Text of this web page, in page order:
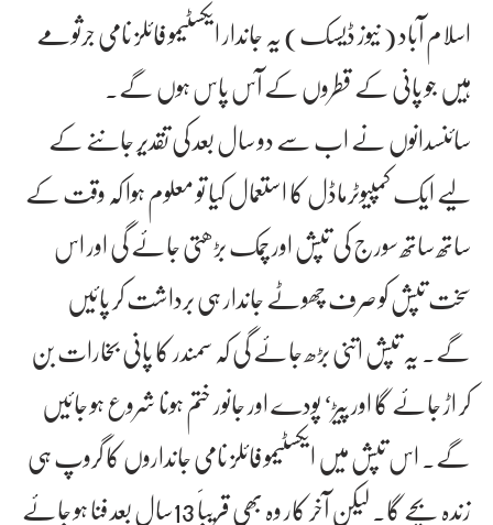
اسلام آباد ( نیوز ڈیسک) یہ جاندار ایکسٹیمو فائلز نامی جرثومے
ہیں جو پانی کے قطروں کے آس پاس ہوں گے۔
سائنسدانوں نے اب سے دو سال بعد کی تقدیر جاننے کے
لیے ایک کمپیوٹرماڈل کا استعمال کیا تو معلوم ہوا کہ وقت کے
ساتھ ساتھ سورج کی تپش اور چمک بڑھتی جائے گی اور اس
سخت تپش کو صرف چھوٹے جاندار ہی برداشت کر پائیں
گے۔ یہ تپش اتنی بڑھ جائے گی کہ سمندر کا پانی بخارات بن
کر اڑ جائے گا اور پیڑ‘ پودے اور جانور ختم ہونا شروع ہو جائیں
گے۔ اس تپش میں ایکسٹیمو فائلز نامی جانداروں کا گروپ ہی
زندہ بچے گا۔ لیکن آخر کار وہ بھی قریباََ 13سال بعد فنا ہو جائے